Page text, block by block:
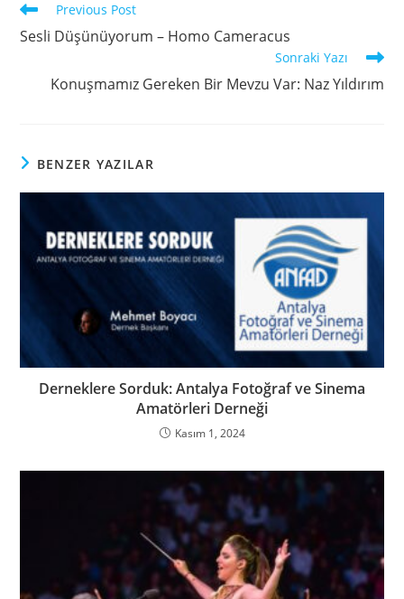
Previous Post
Sesli Düşünüyorum – Homo Cameracus
Sonraki Yazı
Konuşmamız Gereken Bir Mevzu Var: Naz Yıldırım
BENZER YAZILAR
Derneklere Sorduk: Antalya Fotoğraf ve Sinema
Amatörleri Derneği
Kasım 1, 2024